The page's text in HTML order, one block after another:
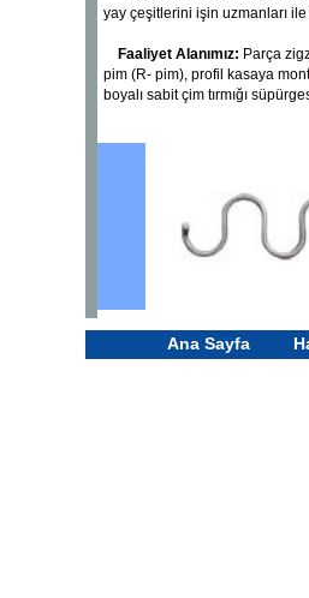
yay çeşitlerini işin uzmanları
Faaliyet Alanımız: Parça
pim (R- pim), profil kasaya
boyalı sabit çim tırmığı
Ana Sayfa